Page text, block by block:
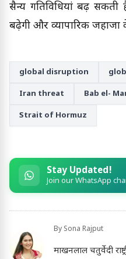
सैन्य गतिविधियां बढ़ सकती
बढ़ेगी और व्यापारिक
global disruption
Iran threat Bab el-
Strait of Hormuz
Stay Updated!
Join our WhatsApp
By Sona Rajput
माखनलाल चतुर्वेदी